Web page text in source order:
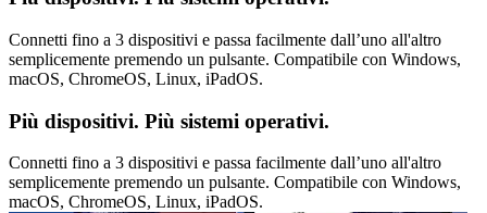
Connetti fino a 3 dispositivi e passa facilmente dall’uno all'altro
semplicemente premendo un pulsante. Compatibile con Windows,
macOS, ChromeOS, Linux, iPadOS.
Più dispositivi. Più sistemi operativi.
Connetti fino a 3 dispositivi e passa facilmente dall’uno all'altro
semplicemente premendo un pulsante. Compatibile con Windows,
macOS, ChromeOS, Linux, iPadOS.